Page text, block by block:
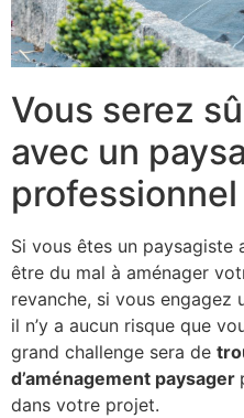
Vous serez
avec un
professionnel
Si vous êtes un paysagiste
être du mal à aménager
revanche, si vous engagez
il n’y a aucun risque que
grand challenge sera de
d’aménagement paysager
dans votre projet.